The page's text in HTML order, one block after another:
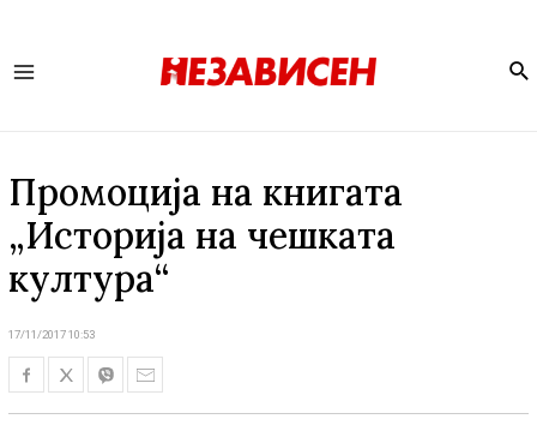
Промоција на книгата
„Историја на чешката
култура“
17/11/2017 10:53